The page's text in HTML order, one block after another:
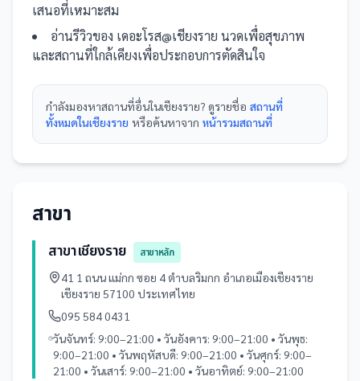
เสนอที่เหมาะสม
อ่านรีวิวของ เดอะโรส@เชียงราย นวดเพื่อสุขภาพ
และสถานที่ใกล้เคียงเพื่อประกอบการตัดสินใจ
กำลังมองหาสถานที่อื่นในเชียงราย? ดูรายชื่อ สถานที่
ทั้งหมดในเชียงราย หรือค้นหาจาก หน้ารวมสถานที่
สาขา
สาขาเชียงราย
สาขาหลัก
41 1 ถนน แม่กก ซอย 4 ตำบลริมกก อำเภอเมืองเชียงราย
เชียงราย 57100 ประเทศไทย
095 584 0431
วันจันทร์: 9:00–21:00 • วันอังคาร: 9:00–21:00 • วันพุธ:
9:00–21:00 • วันพฤหัสบดี: 9:00–21:00 • วันศุกร์: 9:00–
21:00 • วันเสาร์: 9:00–21:00 • วันอาทิตย์: 9:00–21:00